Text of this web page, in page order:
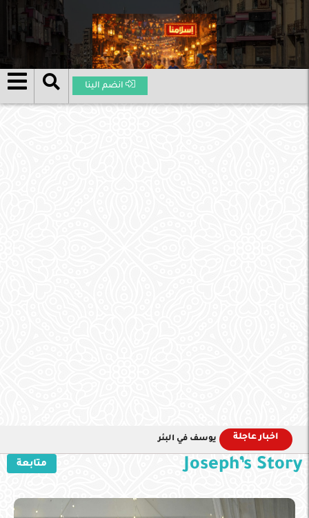
انضم الينا
اخبار عاجلة يوسف في البئر
Joseph’s Story متابعة